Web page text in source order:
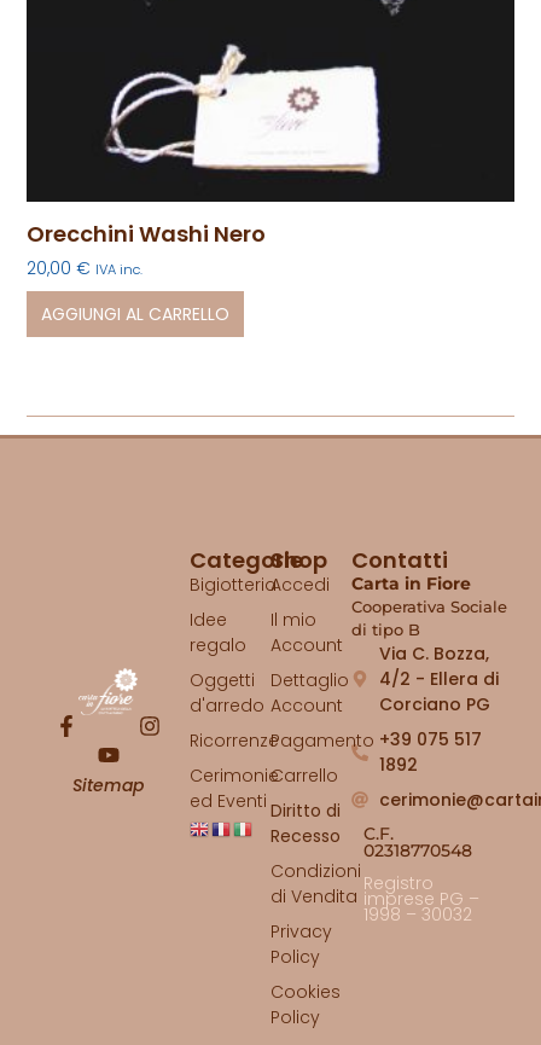
Orecchini Washi Nero
20,00€ IVA inc.
AGGIUNGI AL CARRELLO
Sitemap
Contatti
Carta in Fiore
Cooperativa Sociale
di tipo B
Via C. Bozza,
4/2 - Ellera di
Corciano PG
+39 075 517
1892
C.F.
02318770548
Registro
imprese PG –
1998 – 30032
Shop
Accedi
Il mio
Account
Dettaglio
Account
Pagamento
Carrello
Diritto di
Recesso
Condizioni
di Vendita
Privacy
Policy
Cookies
Policy
Categorie
Bigiotteria
Idee
regalo
Oggetti
d'arredo
Ricorrenze
Cerimonie
ed Eventi